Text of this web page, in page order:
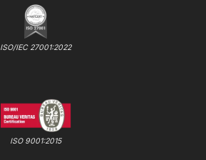
ISO/IEC 27001:2022
ISO 9001:2015